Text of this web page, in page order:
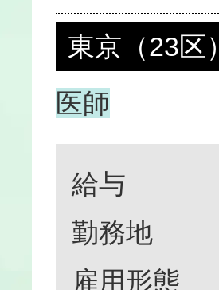
東京（23区）
医師
給与
勤務地
雇用形態